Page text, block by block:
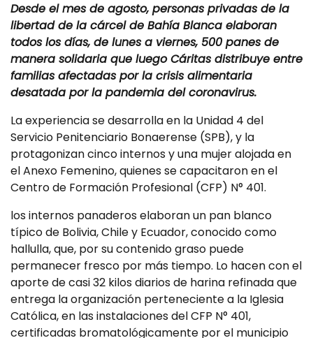
Desde el mes de agosto, personas privadas de la
libertad de la cárcel de Bahía Blanca elaboran
todos los días, de lunes a viernes, 500 panes de
manera solidaria que luego Cáritas distribuye entre
familias afectadas por la crisis alimentaria
desatada por la pandemia del coronavirus.
La experiencia se desarrolla en la Unidad 4 del
Servicio Penitenciario Bonaerense (SPB), y la
protagonizan cinco internos y una mujer alojada en
el Anexo Femenino, quienes se capacitaron en el
Centro de Formación Profesional (CFP) N° 401.
los internos panaderos elaboran un pan blanco
típico de Bolivia, Chile y Ecuador, conocido como
hallulla, que, por su contenido graso puede
permanecer fresco por más tiempo. Lo hacen con el
aporte de casi 32 kilos diarios de harina refinada que
entrega la organización perteneciente a la Iglesia
Católica, en las instalaciones del CFP N° 401,
certificadas bromatológicamente por el municipio